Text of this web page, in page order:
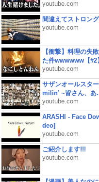
youtube.com
間違えてストロン
youtube.com
【衝撃】料理の失
た件wwwwww【#2】
youtube.com
サザンオールスタ
milin’ ~皆さん、あ
youtube.com
ARASHI - Face
deo]
youtube.com
ご紹介します!!!
youtube.com